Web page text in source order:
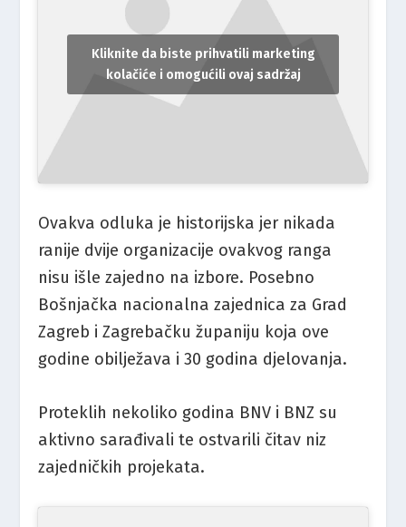
Kliknite da biste prihvatili marketing
kolačiće i omogućili ovaj sadržaj
Ovakva odluka je historijska jer nikada
ranije dvije organizacije ovakvog ranga
nisu išle zajedno na izbore. Posebno
Bošnjačka nacionalna zajednica za Grad
Zagreb i Zagrebačku županiju koja ove
godine obilježava i 30 godina djelovanja.
Proteklih nekoliko godina BNV i BNZ su
aktivno sarađivali te ostvarili čitav niz
zajedničkih projekata.